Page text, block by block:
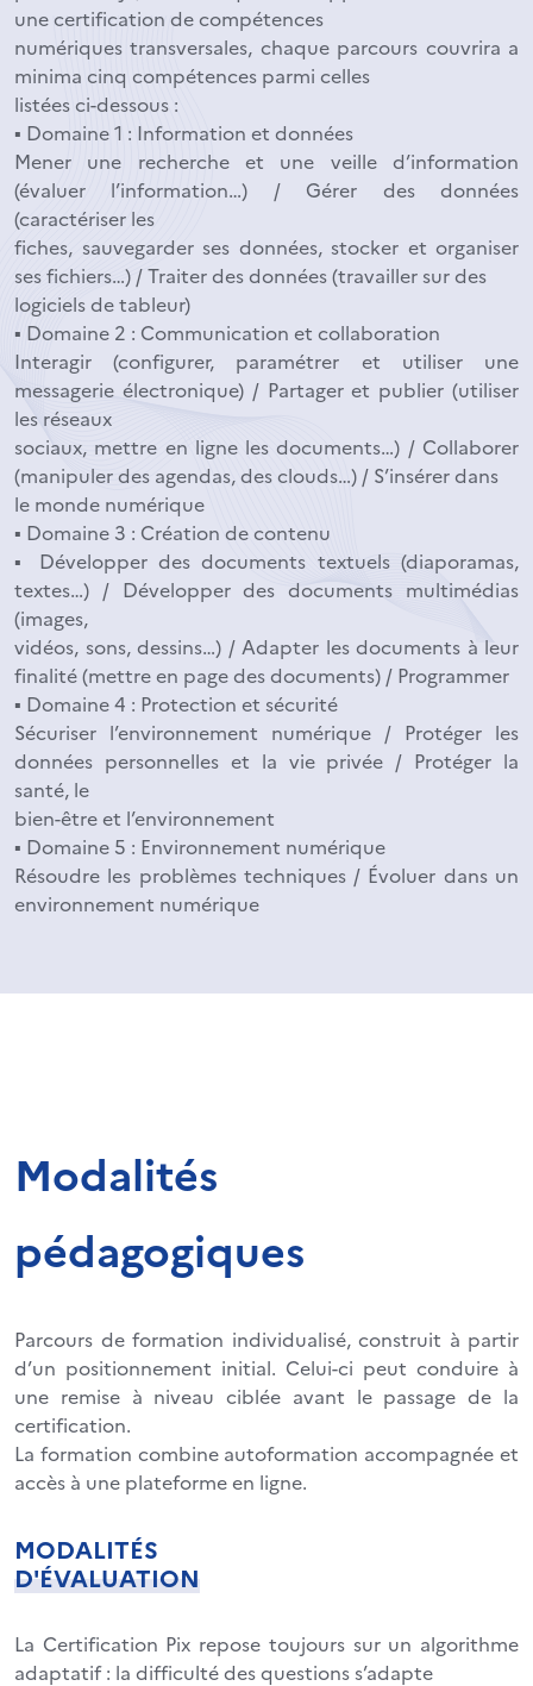
une certification de compétences
numériques transversales, chaque parcours couvrira a
minima cinq compétences parmi celles
listées ci-dessous :
▪ Domaine 1 : Information et données
Mener une recherche et une veille d’information
(évaluer l’information…) / Gérer des données
(caractériser les
fiches, sauvegarder ses données, stocker et organiser
ses fichiers…) / Traiter des données (travailler sur des
logiciels de tableur)
▪ Domaine 2 : Communication et collaboration
Interagir (configurer, paramétrer et utiliser une
messagerie électronique) / Partager et publier (utiliser
les réseaux
sociaux, mettre en ligne les documents…) / Collaborer
(manipuler des agendas, des clouds…) / S’insérer dans
le monde numérique
▪ Domaine 3 : Création de contenu
▪ Développer des documents textuels (diaporamas,
textes…) / Développer des documents multimédias
(images,
vidéos, sons, dessins…) / Adapter les documents à leur
finalité (mettre en page des documents) / Programmer
▪ Domaine 4 : Protection et sécurité
Sécuriser l’environnement numérique / Protéger les
données personnelles et la vie privée / Protéger la
santé, le
bien-être et l’environnement
▪ Domaine 5 : Environnement numérique
Résoudre les problèmes techniques / Évoluer dans un
environnement numérique
Modalités
pédagogiques
Parcours de formation individualisé, construit à partir
d’un positionnement initial. Celui-ci peut conduire à
une remise à niveau ciblée avant le passage de la
certification.
La formation combine autoformation accompagnée et
accès à une plateforme en ligne.
MODALITÉS
D'ÉVALUATION
La Certification Pix repose toujours sur un algorithme
adaptatif : la difficulté des questions s’adapte